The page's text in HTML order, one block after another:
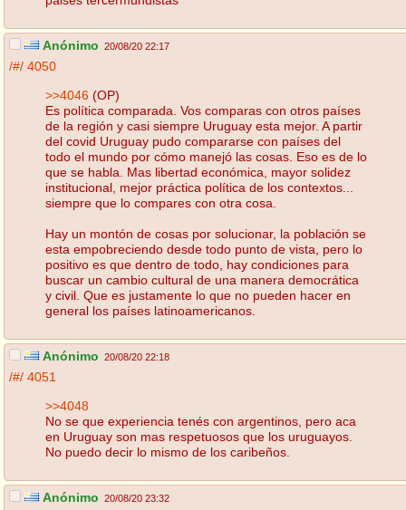
Anónimo 20/08/20 22:17
/#/ 4050
>>4046 (OP)
Es política comparada. Vos comparas con otros países
de la región y casi siempre Uruguay esta mejor. A partir
del covid Uruguay pudo compararse con países del
todo el mundo por cómo manejó las cosas. Eso es de lo
que se habla. Mas libertad económica, mayor solidez
institucional, mejor práctica política de los contextos...
siempre que lo compares con otra cosa.
Hay un montón de cosas por solucionar, la población se
esta empobreciendo desde todo punto de vista, pero lo
positivo es que dentro de todo, hay condiciones para
buscar un cambio cultural de una manera democrática
y civil. Que es justamente lo que no pueden hacer en
general los países latinoamericanos.
Anónimo 20/08/20 22:18
/#/ 4051
>>4048
No se que experiencia tenés con argentinos, pero aca
en Uruguay son mas respetuosos que los uruguayos.
No puedo decir lo mismo de los caribeños.
Anónimo 20/08/20 23:32